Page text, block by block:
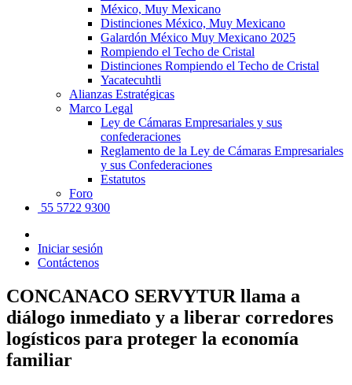
México, Muy Mexicano
Distinciones México, Muy Mexicano
Galardón México Muy Mexicano 2025
Rompiendo el Techo de Cristal
Distinciones Rompiendo el Techo de Cristal
Yacatecuhtli
Alianzas Estratégicas
Marco Legal
Ley de Cámaras Empresariales y sus
confederaciones
Reglamento de la Ley de Cámaras Empresariales
y sus Confederaciones
Estatutos
Foro
55 5722 9300
Iniciar sesión
Contáctenos
CONCANACO SERVYTUR llama a
diálogo inmediato y a liberar corredores
logísticos para proteger la economía
familiar